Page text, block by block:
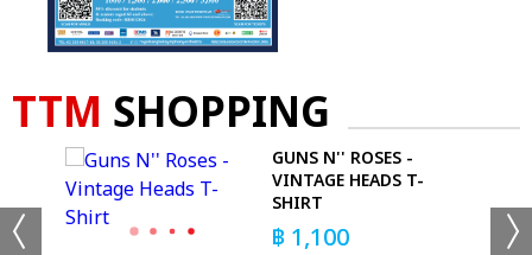
TTM SHOPPING
GUNS N'' ROSES -
VINTAGE HEADS T-
SHIRT
฿ 1,100